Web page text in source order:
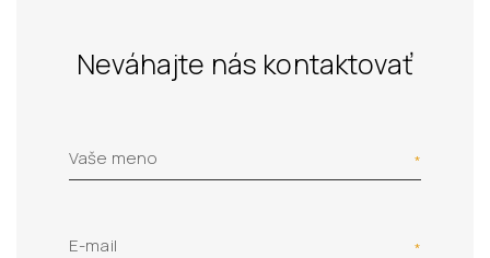
Neváhajte nás kontaktovať
Vaše meno
E-mail